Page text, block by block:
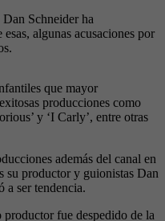
Schneider ha
algunas acusaciones por
que mayor
producciones como
y ‘I Carly’, entre otras
además del canal en
su productor y guionistas Dan
a ser tendencia.
productor fue despedido de la